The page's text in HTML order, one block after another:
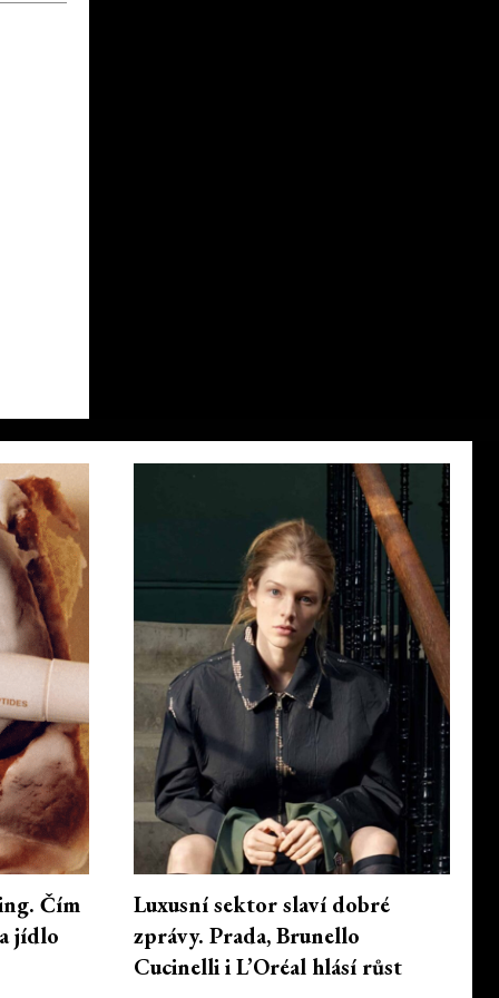
Čím
jídlo
Luxusní sektor slaví dobré
zprávy. Prada, Brunello
Cucinelli i L’Oréal hlásí růst